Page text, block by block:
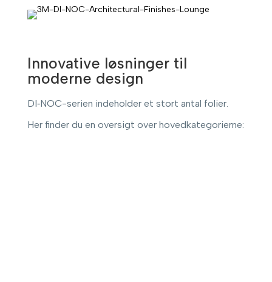
Innovative løsninger til
moderne design
DI‑NOC-serien indeholder et stort antal folier.
Her finder du en oversigt over hovedkategorierne: